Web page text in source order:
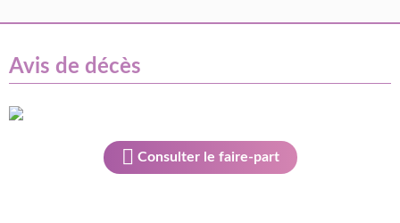
Avis de décès
Consulter le faire-part